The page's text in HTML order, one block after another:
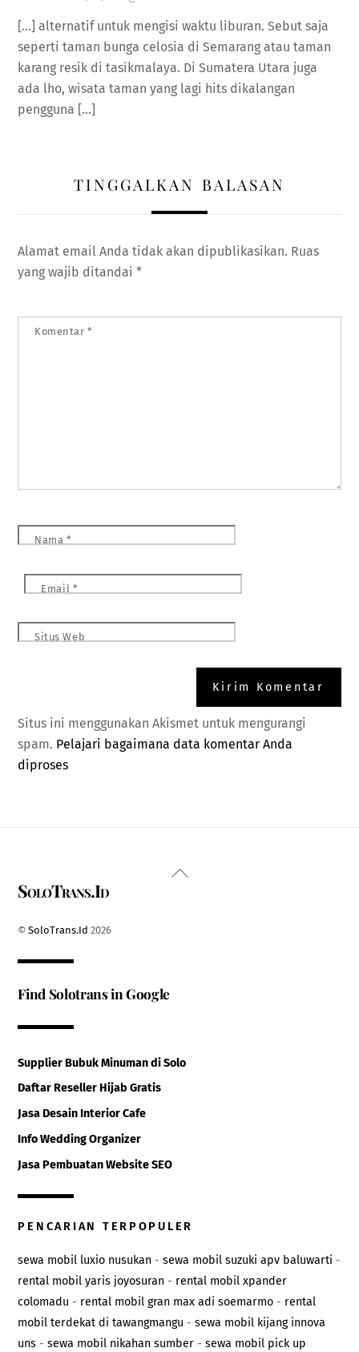
[…] alternatif untuk mengisi waktu liburan. Sebut saja
seperti taman bunga celosia di Semarang atau taman
karang resik di tasikmalaya. Di Sumatera Utara juga
ada lho, wisata taman yang lagi hits dikalangan
pengguna […]
TINGGALKAN BALASAN
Alamat email Anda tidak akan dipublikasikan. Ruas
yang wajib ditandai*
Komentar*
Nama *
Email *
Situs Web
Situs ini menggunakan Akismet untuk mengurangi
spam. Pelajari bagaimana data komentar Anda
diproses
Back
SoloTrans.Id
©SoloTrans.Id 2026
Find Solotrans in Google
Supplier Bubuk Minuman di Solo
Daftar Reseller Hijab Gratis
Jasa Desain Interior Cafe
Info Wedding Organizer
Jasa Pembuatan Website SEO
PENCARIAN TERPOPULER
sewa mobil luxio nusukan -sewa mobil suzuki apv baluwarti -
rental mobil yaris joyosuran - rental mobil xpander
colomadu - rental mobil gran max adi soemarmo - rental
mobil terdekat di tawangmangu -sewa mobil kijang innova
uns -sewa mobil nikahan sumber -sewa mobil pick up